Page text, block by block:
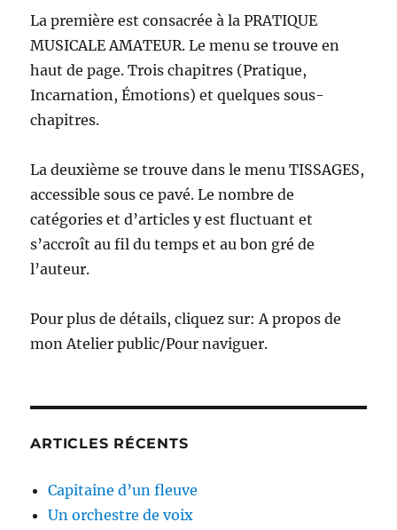
La première est consacrée à la PRATIQUE
MUSICALE AMATEUR. Le menu se trouve en
haut de page. Trois chapitres (Pratique,
Incarnation, Émotions) et quelques sous-
chapitres.
La deuxième se trouve dans le menu TISSAGES,
accessible sous ce pavé. Le nombre de
catégories et d’articles y est fluctuant et
s’accroît au fil du temps et au bon gré de
l’auteur.
Pour plus de détails, cliquez sur: A propos de
mon Atelier public/Pour naviguer.
ARTICLES RÉCENTS
Capitaine d’un fleuve
Un orchestre de voix